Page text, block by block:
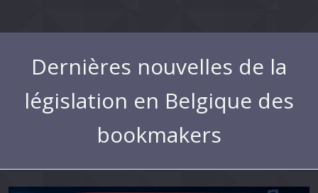
Dernières nouvelles de la
législation en Belgique des
bookmakers